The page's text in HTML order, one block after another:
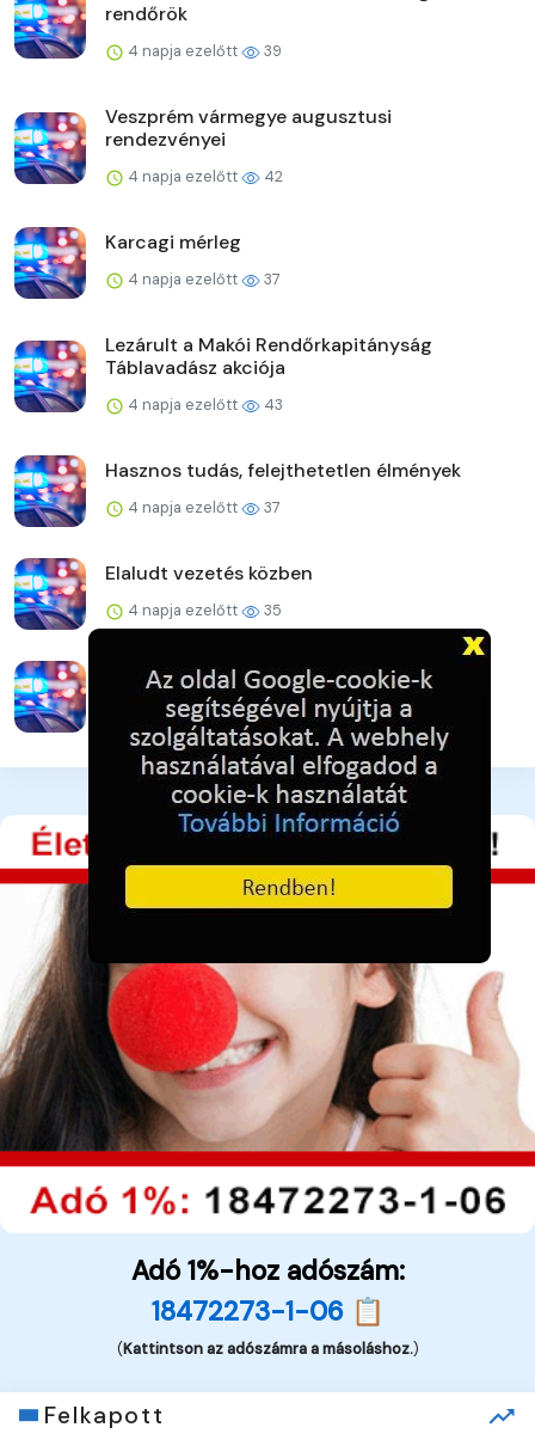
rendőrök
4 napja ezelőtt 39
Veszprém vármegye augusztusi
rendezvényei
4 napja ezelőtt 42
Karcagi mérleg
4 napja ezelőtt 37
Lezárult a Makói Rendőrkapitányság
Táblavadász akciója
4 napja ezelőtt 43
Hasznos tudás, felejthetetlen élmények
4 napja ezelőtt 37
Elaludt vezetés közben
4 napja ezelőtt 35
Újabb online csalás – 32 millió forint a kár
4 napja ezelőtt 42
Adó 1%-hoz adószám:
18472273-1-06 📋
(Kattintson az adószámra a másoláshoz.)
Felkapott